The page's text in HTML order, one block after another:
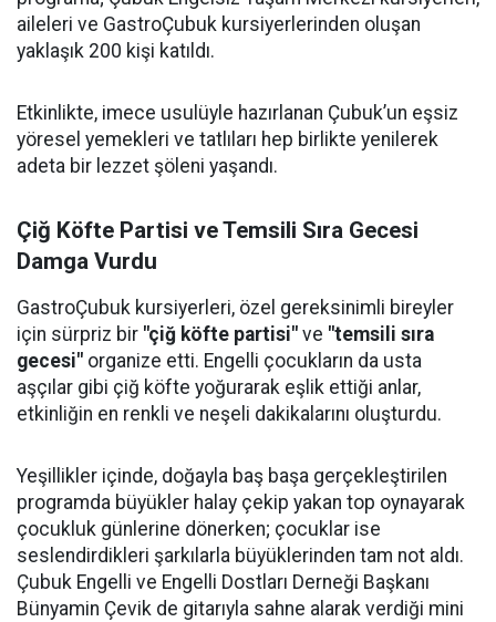
aileleri ve GastroÇubuk kursiyerlerinden oluşan
yaklaşık 200 kişi katıldı.
Etkinlikte, imece usulüyle hazırlanan Çubuk’un eşsiz
yöresel yemekleri ve tatlıları hep birlikte yenilerek
adeta bir lezzet şöleni yaşandı.
Çiğ Köfte Partisi ve Temsili Sıra Gecesi
Damga Vurdu
GastroÇubuk kursiyerleri, özel gereksinimli bireyler
için sürpriz bir "çiğ köfte partisi" ve "temsili sıra
gecesi" organize etti. Engelli çocukların da usta
aşçılar gibi çiğ köfte yoğurarak eşlik ettiği anlar,
etkinliğin en renkli ve neşeli dakikalarını oluşturdu.
Yeşillikler içinde, doğayla baş başa gerçekleştirilen
programda büyükler halay çekip yakan top oynayarak
çocukluk günlerine dönerken; çocuklar ise
seslendirdikleri şarkılarla büyüklerinden tam not aldı.
Çubuk Engelli ve Engelli Dostları Derneği Başkanı
Bünyamin Çevik de gitarıyla sahne alarak verdiği mini